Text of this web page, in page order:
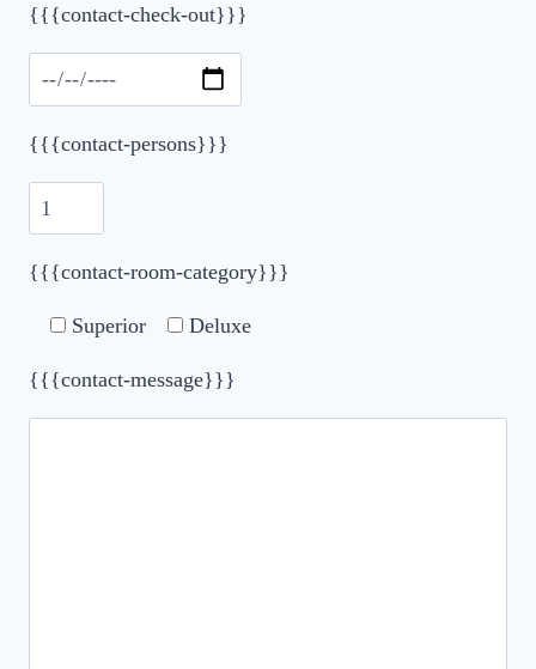
{{{contact-check-out}}}
{{{contact-persons}}}
{{{contact-room-category}}}
Superior Deluxe
{{{contact-message}}}